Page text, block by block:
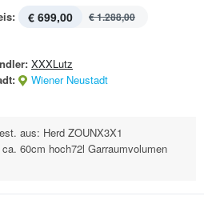
€ 699,00 € 1.288,00
XXXLutz
Wiener Neustadt
aus: Herd ZOUNX3X1
60cm hoch72l Garraumvolumen